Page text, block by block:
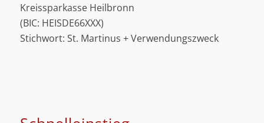
Kreissparkasse Heilbronn
(BIC: HEISDE66XXX)
Stichwort: St. Martinus + Verwendungszweck